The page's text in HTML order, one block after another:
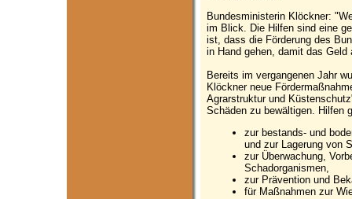
Bundesministerin Klöckner:
im Blick. Die Hilfen sind eine
ist, dass die Förderung des
in Hand gehen, damit das
Bereits im vergangenen Jahr
Klöckner neue
Agrarstruktur und
Schäden zu bewältigen. Hilfen
zur bestands- und
und zur Lagerung von
zur Überwachung,
Schadorganismen,
zur Prävention und
für Maßnahmen zur